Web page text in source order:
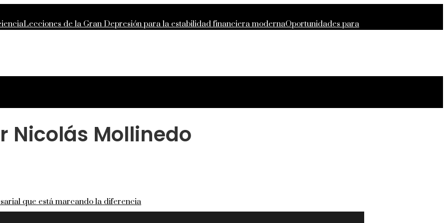
Lecciones de la Gran Depresión para la estabilidad financiera modernaOportunidades para
global
Nicolás Mollinedo